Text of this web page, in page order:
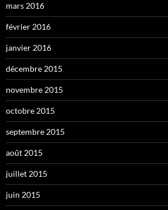
mars 2016
février 2016
janvier 2016
décembre 2015
novembre 2015
octobre 2015
septembre 2015
août 2015
juillet 2015
juin 2015